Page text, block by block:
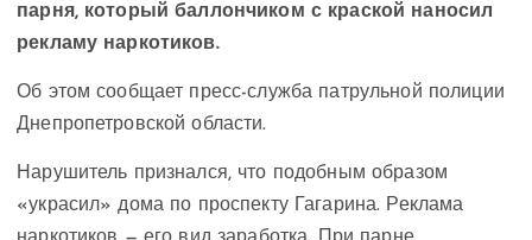
парня, который баллончиком с краской наносил
рекламу наркотиков.
Об этом сообщает пресс-служба патрульной полиции
Днепропетровской области.
Нарушитель признался, что подобным образом
«украсил» дома по проспекту Гагарина. Реклама